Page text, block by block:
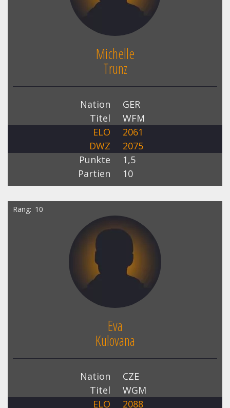
Michelle
Trunz
Nation
GER
Titel
WFM
ELO
2061
DWZ
2075
Punkte
1,5
Partien
10
Rang 10
Eva
Kulovana
Nation
CZE
Titel
WGM
ELO
2088